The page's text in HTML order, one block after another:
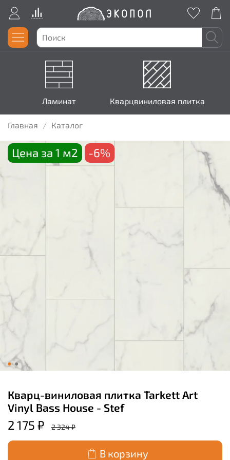
Ламинат Кварцвиниловая плитка
Главная Каталог
Цена за 1 м2 -6%
Кварц-виниловая плитка Tarkett Art
Vinyl Bass House - Stef
2 175 ₽ 2 324 ₽
В корзину